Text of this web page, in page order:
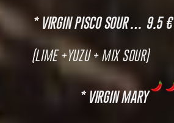
* VIRGIN PISCO SOUR … 9.5 €
(LIME +YUZU + MIX SOUR)
* VIRGIN MARY